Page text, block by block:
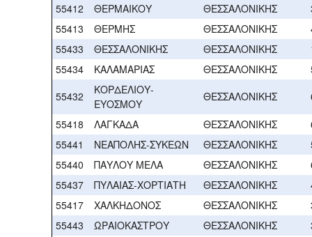
55412
ΘΕΡΜΑΙΚΟΥ ΘΕΣΣΑΛΟΝΙΚΗΣ
55413
ΘΕΡΜΗΣ ΘΕΣΣΑΛΟΝΙΚΗΣ
55433
ΘΕΣΣΑΛΟΝΙΚΗΣ ΘΕΣΣΑΛΟΝΙΚΗΣ
55434
ΚΑΛΑΜΑΡΙΑΣ ΘΕΣΣΑΛΟΝΙΚΗΣ
55432
ΚΟΡΔΕΛΙΟΥ-
ΕΥΟΣΜΟΥ
ΘΕΣΣΑΛΟΝΙΚΗΣ
55418
ΛΑΓΚΑΔΑ ΘΕΣΣΑΛΟΝΙΚΗΣ
55441
ΝΕΑΠΟΛΗΣ-ΣΥΚΕΩΝ ΘΕΣΣΑΛΟΝΙΚΗΣ
55440
ΠΑΥΛΟΥ ΜΕΛΑ ΘΕΣΣΑΛΟΝΙΚΗΣ
55437
ΠΥΛΑΙΑΣ-ΧΟΡΤΙΑΤΗ ΘΕΣΣΑΛΟΝΙΚΗΣ
55417
ΧΑΛΚΗΔΟΝΟΣ ΘΕΣΣΑΛΟΝΙΚΗΣ
55443
ΩΡΑΙΟΚΑΣΤΡΟΥ ΘΕΣΣΑΛΟΝΙΚΗΣ